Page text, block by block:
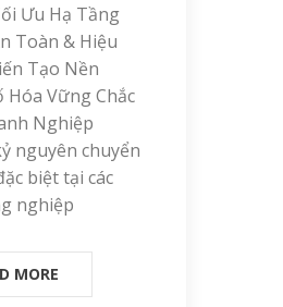
Ưu Hạ Tầng
Toàn & Hiệu
Tạo Nền
Hóa Vững Chắc
Nghiệp
nguyên chuyển
biệt tại các
nghiệp
MORE